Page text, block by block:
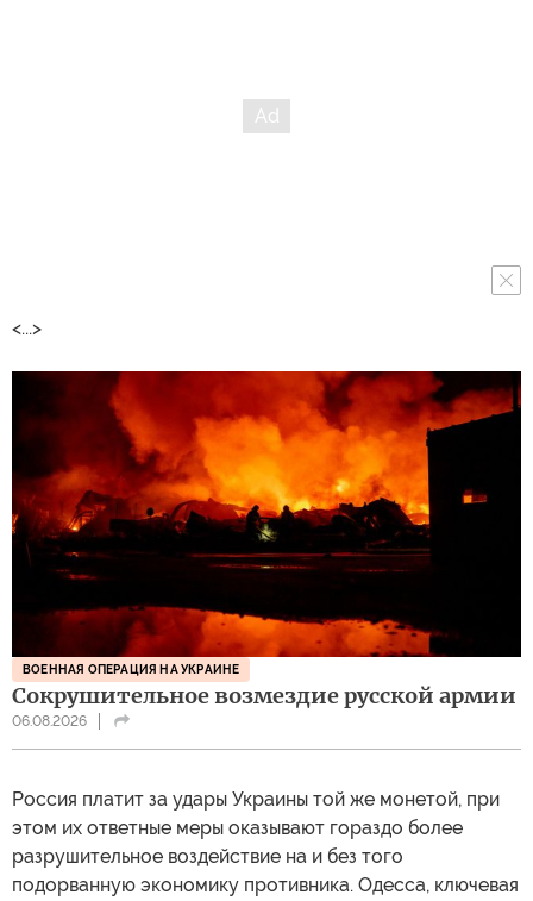
<...>
ВОЕННАЯ ОПЕРАЦИЯ НА УКРАИНЕ
Сокрушительное возмездие русской армии
06.08.2026
Россия платит за удары Украины той же монетой, при
этом их ответные меры оказывают гораздо более
разрушительное воздействие на и без того
подорванную экономику противника. Одесса, ключевая